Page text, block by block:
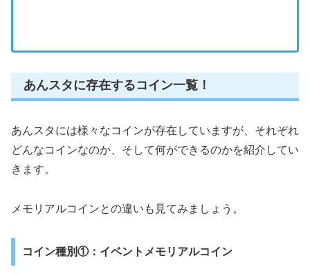
あんスタに存在するコイン一覧！
あんスタには様々なコインが存在していますが、それぞれ
どんなコインなのか、そして何ができるのかを紹介してい
きます。
メモリアルコインとの違いも見てみましょう。
コイン種別①：イベントメモリアルコイン